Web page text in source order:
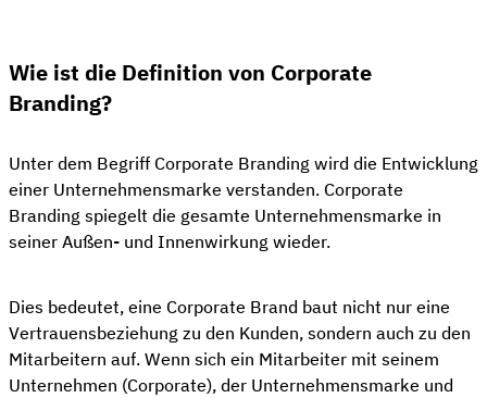
Wie ist die Definition von Corporate
Branding?
Unter dem Begriff Corporate Branding wird die Entwicklung
einer Unternehmensmarke verstanden. Corporate
Branding spiegelt die gesamte Unternehmensmarke in
seiner Außen- und Innenwirkung wieder.
Dies bedeutet, eine Corporate Brand baut nicht nur eine
Vertrauensbeziehung zu den Kunden, sondern auch zu den
Mitarbeitern auf. Wenn sich ein Mitarbeiter mit seinem
Unternehmen (Corporate), der Unternehmensmarke und